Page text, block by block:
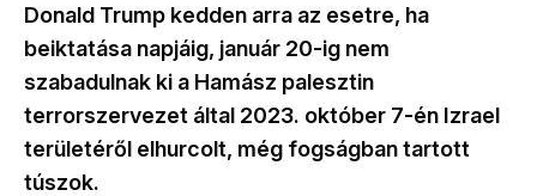
Donald Trump kedden arra az esetre, ha
beiktatása napjáig, január 20-ig nem
szabadulnak ki a Hamász palesztin
terrorszervezet által 2023. október 7-én Izrael
területéről elhurcolt, még fogságban tartott
túszok.